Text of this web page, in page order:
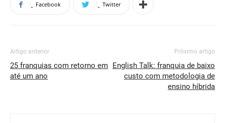
Facebook Twitter
Artigo anterior
25 franquias com retorno em
até um ano
Próximo artigo
English Talk: franquia de baixo
custo com metodologia de
ensino híbrida